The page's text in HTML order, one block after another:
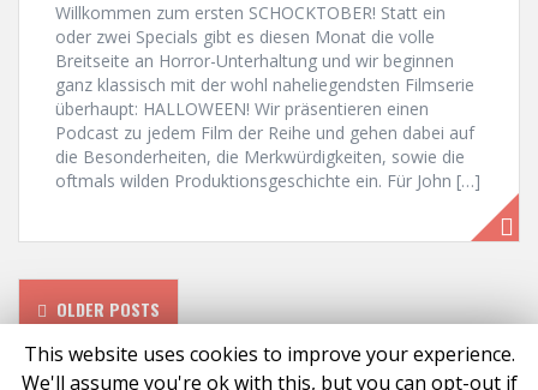
Willkommen zum ersten SCHOCKTOBER! Statt ein
oder zwei Specials gibt es diesen Monat die volle
Breitseite an Horror-Unterhaltung und wir beginnen
ganz klassisch mit der wohl naheliegendsten Filmserie
überhaupt: HALLOWEEN! Wir präsentieren einen
Podcast zu jedem Film der Reihe und gehen dabei auf
die Besonderheiten, die Merkwürdigkeiten, sowie die
oftmals wilden Produktionsgeschichte ein. Für John […]
P
o
OLDER POSTS
This website uses cookies to improve your experience.
We'll assume you're ok with this, but you can opt-out if